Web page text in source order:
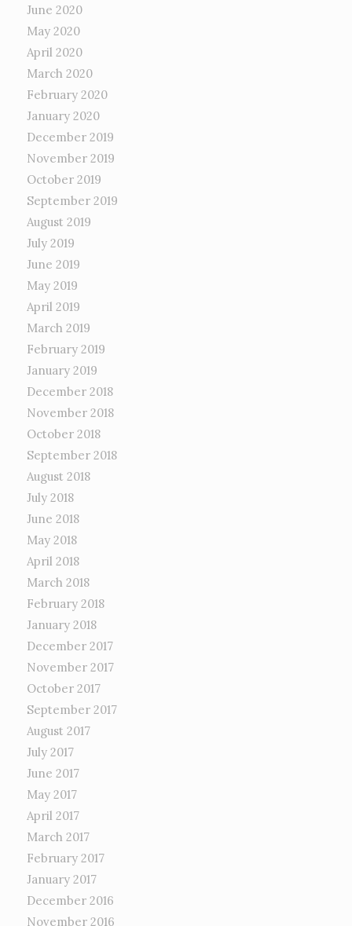
June 2020
May 2020
April 2020
March 2020
February 2020
January 2020
December 2019
November 2019
October 2019
September 2019
August 2019
July 2019
June 2019
May 2019
April 2019
March 2019
February 2019
January 2019
December 2018
November 2018
October 2018
September 2018
August 2018
July 2018
June 2018
May 2018
April 2018
March 2018
February 2018
January 2018
December 2017
November 2017
October 2017
September 2017
August 2017
July 2017
June 2017
May 2017
April 2017
March 2017
February 2017
January 2017
December 2016
November 2016